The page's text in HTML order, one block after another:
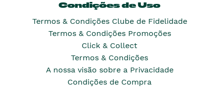
Condições de Uso
Termos & Condições Clube de Fidelidade
Termos & Condições Promoções
Click & Collect
Termos & Condições
A nossa visão sobre a Privacidade
Condições de Compra